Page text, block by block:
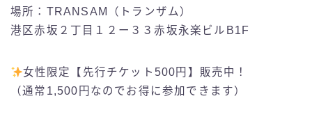
場所：TRANSAM（トランザム）
港区赤坂２丁目１２ー３３赤坂永楽ビルB1F
女性限定【先行チケット500円】販売中！
（通常1,500円なのでお得に参加できます）